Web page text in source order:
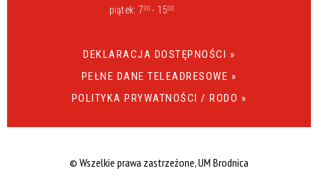
piątek: 730- 1500
DEKLARACJA DOSTĘPNOŚCI »
PEŁNE DANE TELEADRESOWE »
POLITYKA PRYWATNOŚCI / RODO »
© Wszelkie prawa zastrzeżone, UM Brodnica